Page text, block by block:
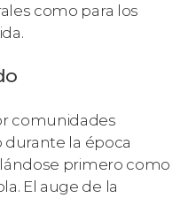
como para los
comunidades
durante la época
primero como
El auge de la